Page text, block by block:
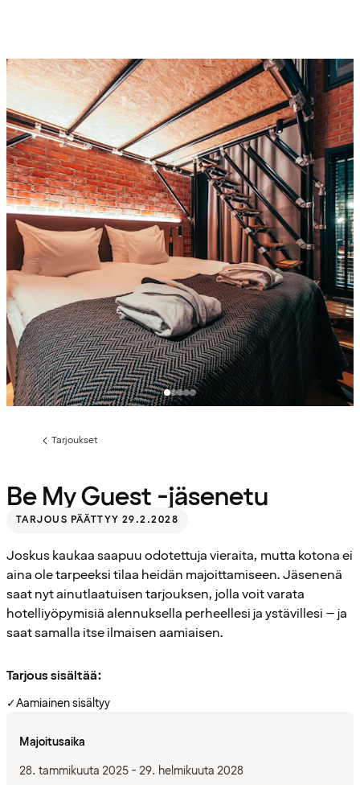
Edellinen
Tarjoukset
Be My Guest -jäsenetu
TARJOUS PÄÄTTYY 29.2.2028
Joskus kaukaa saapuu odotettuja vieraita, mutta kotona ei
aina ole tarpeeksi tilaa heidän majoittamiseen. Jäsenenä
saat nyt ainutlaatuisen tarjouksen, jolla voit varata
hotelliyöpymisiä alennuksella perheellesi ja ystävillesi – ja
saat samalla itse ilmaisen aamiaisen.
Tarjous sisältää:
✓Aamiainen sisältyy
Majoitusaika
28. tammikuuta 2025 - 29. helmikuuta 2028